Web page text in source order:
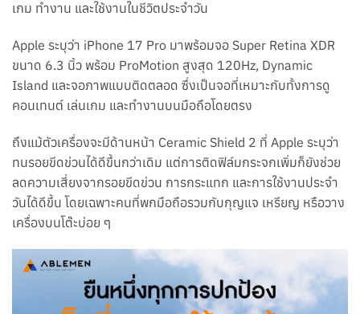
เกม ทำงาน และใช้งานในชีวิตประจำวัน
Apple ระบุว่า iPhone 17 Pro มาพร้อมจอ Super Retina XDR
ขนาด 6.3 นิ้ว พร้อม ProMotion สูงสุด 120Hz, Dynamic
Island และจอภาพแบบติดตลอด ซึ่งเป็นจอที่เหมาะกับทั้งการดู
คอนเทนต์ เล่นเกม และทำงานบนมือถือโดยตรง
ถึงแม้ตัวเครื่องจะมีด้านหน้า Ceramic Shield 2 ที่ Apple ระบุว่า
ทนรอยขีดข่วนได้ดีขึ้นกว่าเดิม แต่การติดฟิล์มกระจกเพิ่มก็ยังช่วย
ลดความเสี่ยงจากรอยขีดข่วน การกระแทก และการใช้งานประจำ
วันได้ดีขึ้น โดยเฉพาะคนที่พกมือถือรวมกับกุญแจ เหรียญ หรือวาง
เครื่องบนโต๊ะบ่อย ๆ